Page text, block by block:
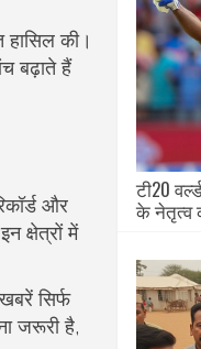
की।
बढ़ाते हैं
और
क्षेत्रों में
सिर्फ
जरूरी है,
टी20
के नेतृत्व